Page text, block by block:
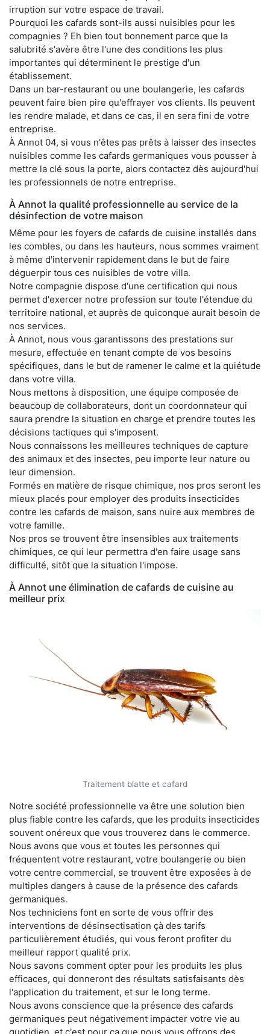
irruption sur votre espace de travail.
Pourquoi les cafards sont-ils aussi nuisibles pour les
compagnies ? Eh bien tout bonnement parce que la
salubrité s'avère être l'une des conditions les plus
importantes qui déterminent le prestige d'un
établissement.
Dans un bar-restaurant ou une boulangerie, les cafards
peuvent faire bien pire qu'effrayer vos clients. Ils peuvent
les rendre malade, et dans ce cas, il en sera fini de votre
entreprise.
À Annot 04, si vous n'êtes pas prêts à laisser des insectes
nuisibles comme les cafards germaniques vous pousser à
mettre la clé sous la porte, alors contactez dès aujourd'hui
les professionnels de notre entreprise.
À Annot la qualité professionnelle au service de la
désinfection de votre maison
Même pour les foyers de cafards de cuisine installés dans
les combles, ou dans les hauteurs, nous sommes vraiment
à même d'intervenir rapidement dans le but de faire
déguerpir tous ces nuisibles de votre villa.
Notre compagnie dispose d'une certification qui nous
permet d'exercer notre profession sur toute l'étendue du
territoire national, et auprès de quiconque aurait besoin de
nos services.
À Annot, nous vous garantissons des prestations sur
mesure, effectuée en tenant compte de vos besoins
spécifiques, dans le but de ramener le calme et la quiétude
dans votre villa.
Nous mettons à disposition, une équipe composée de
beaucoup de collaborateurs, dont un coordonnateur qui
saura prendre la situation en charge et prendre toutes les
décisions tactiques qui s'imposent.
Nous connaissons les meilleures techniques de capture
des animaux et des insectes, peu importe leur nature ou
leur dimension.
Formés en matière de risque chimique, nos pros seront les
mieux placés pour employer des produits insecticides
contre les cafards de maison, sans nuire aux membres de
votre famille.
Nos pros se trouvent être insensibles aux traitements
chimiques, ce qui leur permettra d'en faire usage sans
difficulté, sitôt que la situation l'impose.
À Annot une élimination de cafards de cuisine au
meilleur prix
Traitement blatte et cafard
Notre société professionnelle va être une solution bien
plus fiable contre les cafards, que les produits insecticides
souvent onéreux que vous trouverez dans le commerce.
Nous avons que vous et toutes les personnes qui
fréquentent votre restaurant, votre boulangerie ou bien
votre centre commercial, se trouvent être exposées à de
multiples dangers à cause de la présence des cafards
germaniques.
Nos techniciens font en sorte de vous offrir des
interventions de désinsectisation çà des tarifs
particulièrement étudiés, qui vous feront profiter du
meilleur rapport qualité prix.
Nous savons comment opter pour les produits les plus
efficaces, qui donneront des résultats satisfaisants dès
l'application du traitement, et sur le long terme.
Nous avons conscience que la présence des cafards
germaniques peut négativement impacter votre vie au
quotidien, et c'est pour ça que nous vous offrons des